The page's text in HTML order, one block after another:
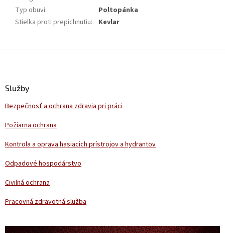
Typ obuvi:
Poltopánka
Stielka proti prepichnutiu: Kevlar
Služby
Bezpečnosť a ochrana zdravia pri práci
Požiarna ochrana
Kontrola a oprava hasiacich prístrojov a hydrantov
Odpadové hospodárstvo
Civilná ochrana
Pracovná zdravotná služba